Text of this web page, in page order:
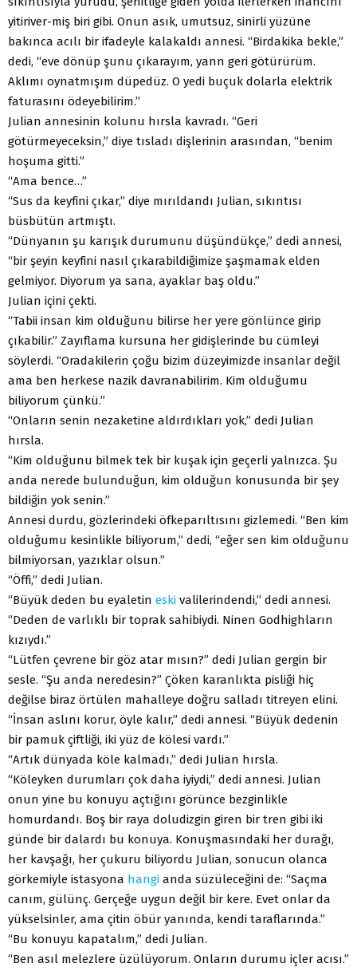
yitiriver-miş biri gibi. Onun asık, umutsuz, sinirli yüzüne
bakınca acılı bir ifadeyle kalakaldı annesi. “Birdakika bekle,”
dedi, “eve dönüp şunu çıkarayım, yann geri götürürüm.
Aklımı oynatmışım düpedüz. O yedi buçuk dolarla elektrik
faturasını ödeyebilirim.”
Julian annesinin kolunu hırsla kavradı. “Geri
götürmeyeceksin,” diye tısladı dişlerinin arasından, “benim
hoşuma gitti.”
“Ama bence…”
“Sus da keyfini çıkar,” diye mırıldandı Julian, sıkıntısı
büsbütün artmıştı.
“Dünyanın şu karışık durumunu düşündükçe,” dedi annesi,
“bir şeyin keyfini nasıl çıkarabildiğimize şaşmamak elden
gelmiyor. Diyorum ya sana, ayaklar baş oldu.”
Julian içini çekti.
“Tabii insan kim olduğunu bilirse her yere gönlünce girip
çıkabilir.” Zayıflama kursuna her gidişlerinde bu cümleyi
söylerdi. “Oradakilerin çoğu bizim düzeyimizde insanlar değil
ama ben herkese nazik davranabilirim. Kim olduğumu
biliyorum çünkü.”
“Onların senin nezaketine aldırdıkları yok,” dedi Julian
hırsla.
“Kim olduğunu bilmek tek bir kuşak için geçerli yalnızca. Şu
anda nerede bulunduğun, kim olduğun konusunda bir şey
bildiğin yok senin.”
Annesi durdu, gözlerindeki öfkeparıltısını gizlemedi. “Ben kim
olduğumu kesinlikle biliyorum,” dedi, “eğer sen kim olduğunu
bilmiyorsan, yazıklar olsun.”
“Öffi,” dedi Julian.
“Büyük deden bu eyaletin eski valilerindendi,” dedi annesi.
“Deden de varlıklı bir toprak sahibiydi. Ninen Godhighların
kızıydı.”
“Lütfen çevrene bir göz atar mısın?” dedi Julian gergin bir
sesle. “Şu anda neredesin?” Çöken karanlıkta pisliği hiç
değilse biraz örtülen mahalleye doğru salladı titreyen elini.
“İnsan aslını korur, öyle kalır,” dedi annesi. “Büyük dedenin
bir pamuk çiftliği, iki yüz de kölesi vardı.”
“Artık dünyada köle kalmadı,” dedi Julian hırsla.
“Köleyken durumları çok daha iyiydi,” dedi annesi. Julian
onun yine bu konuyu açtığını görünce bezginlikle
homurdandı. Boş bir raya doludizgin giren bir tren gibi iki
günde bir dalardı bu konuya. Konuşmasındaki her durağı,
her kavşağı, her çukuru biliyordu Julian, sonucun olanca
görkemiyle istasyona hangi anda süzüleceğini de: “Saçma
canım, gülünç. Gerçeğe uygun değil bir kere. Evet onlar da
yükselsinler, ama çitin öbür yanında, kendi taraflarında.”
“Bu konuyu kapatalım,” dedi Julian.
“Ben asıl melezlere üzülüyorum. Onların durumu içler acısı.”